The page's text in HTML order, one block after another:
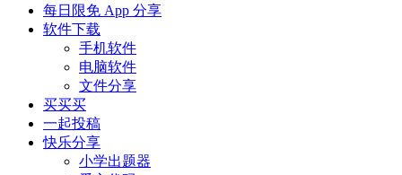
每日限免 App 分享
软件下载
手机软件
电脑软件
文件分享
买买买
一起投稿
快乐分享
小学出题器